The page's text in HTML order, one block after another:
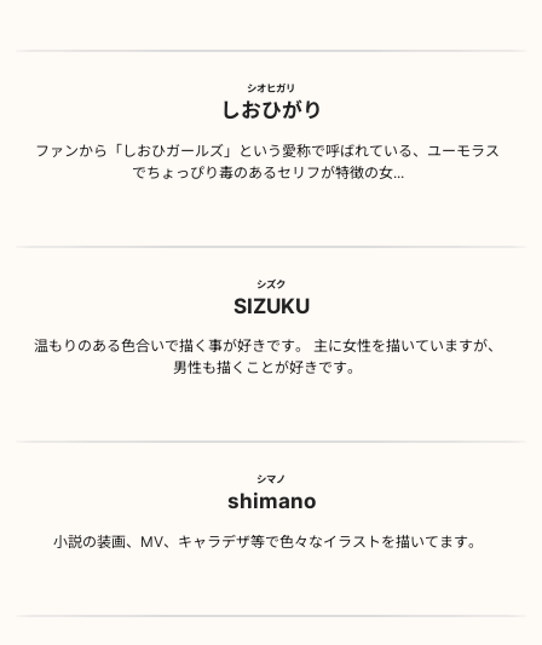
シオヒガリ
しおひがり
ファンから「しおひガールズ」という愛称で呼ばれている、ユーモラス
でちょっぴり毒のあるセリフが特徴の女...
シズク
SIZUKU
温もりのある色合いで描く事が好きです。 主に女性を描いていますが、
男性も描くことが好きです。
シマノ
shimano
小説の装画、MV、キャラデザ等で色々なイラストを描いてます。